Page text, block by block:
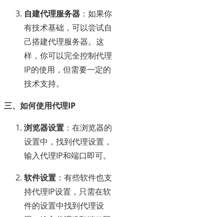
自建代理服务器 ：如果你
有技术基础，可以尝试自
己搭建代理服务器。这
样，你可以完全控制代理
IP的使用，但需要一定的
技术支持。
三、如何使用代理IP
浏览器设置 ：在浏览器的
设置中，找到代理设置，
输入代理IP和端口即可。
软件设置 ：有些软件也支
持代理IP设置，只需在软
件的设置中找到代理设